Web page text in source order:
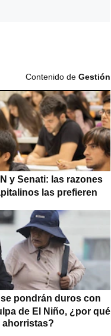
Contenido de Gestión
y Senati: las razones
las prefieren
pondrán duros con
de El Niño, ¿por qué
ahorristas?